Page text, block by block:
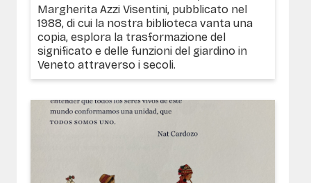
Margherita Azzi Visentini, pubblicato nel
1988, di cui la nostra biblioteca vanta una
copia, esplora la trasformazione del
significato e delle funzioni del giardino in
Veneto attraverso i secoli.